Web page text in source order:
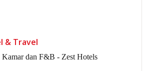
& Travel
dan F&B - Zest Hotels